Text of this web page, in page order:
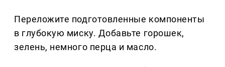
Переложите подготовленные компоненты
в глубокую миску. Добавьте горошек,
зелень, немного перца и масло.